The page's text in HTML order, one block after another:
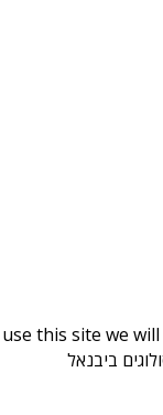
this site we
ביבנאל